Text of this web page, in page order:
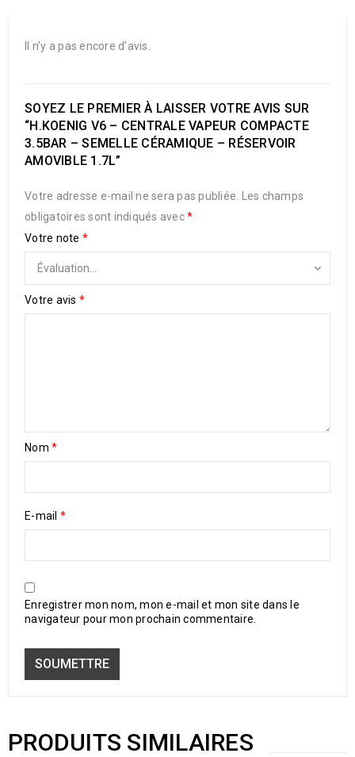
Il n’y a pas encore d’avis.
SOYEZ LE PREMIER À LAISSER VOTRE AVIS SUR
“H.KOENIG V6 – CENTRALE VAPEUR COMPACTE
3.5BAR – SEMELLE CÉRAMIQUE – RÉSERVOIR
AMOVIBLE 1.7L”
Votre adresse e-mail ne sera pas publiée.
Les champs
obligatoires sont indiqués avec*
Votre note *
Votre avis *
Nom *
E-mail *
Enregistrer mon nom, mon e-mail et mon site dans le
navigateur pour mon prochain commentaire.
PRODUITS SIMILAIRES